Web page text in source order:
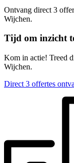
Ontvang direct 3
Wijchen.
Tijd om inzicht
Kom in actie! Treed
Wijchen.
Direct 3 offertes